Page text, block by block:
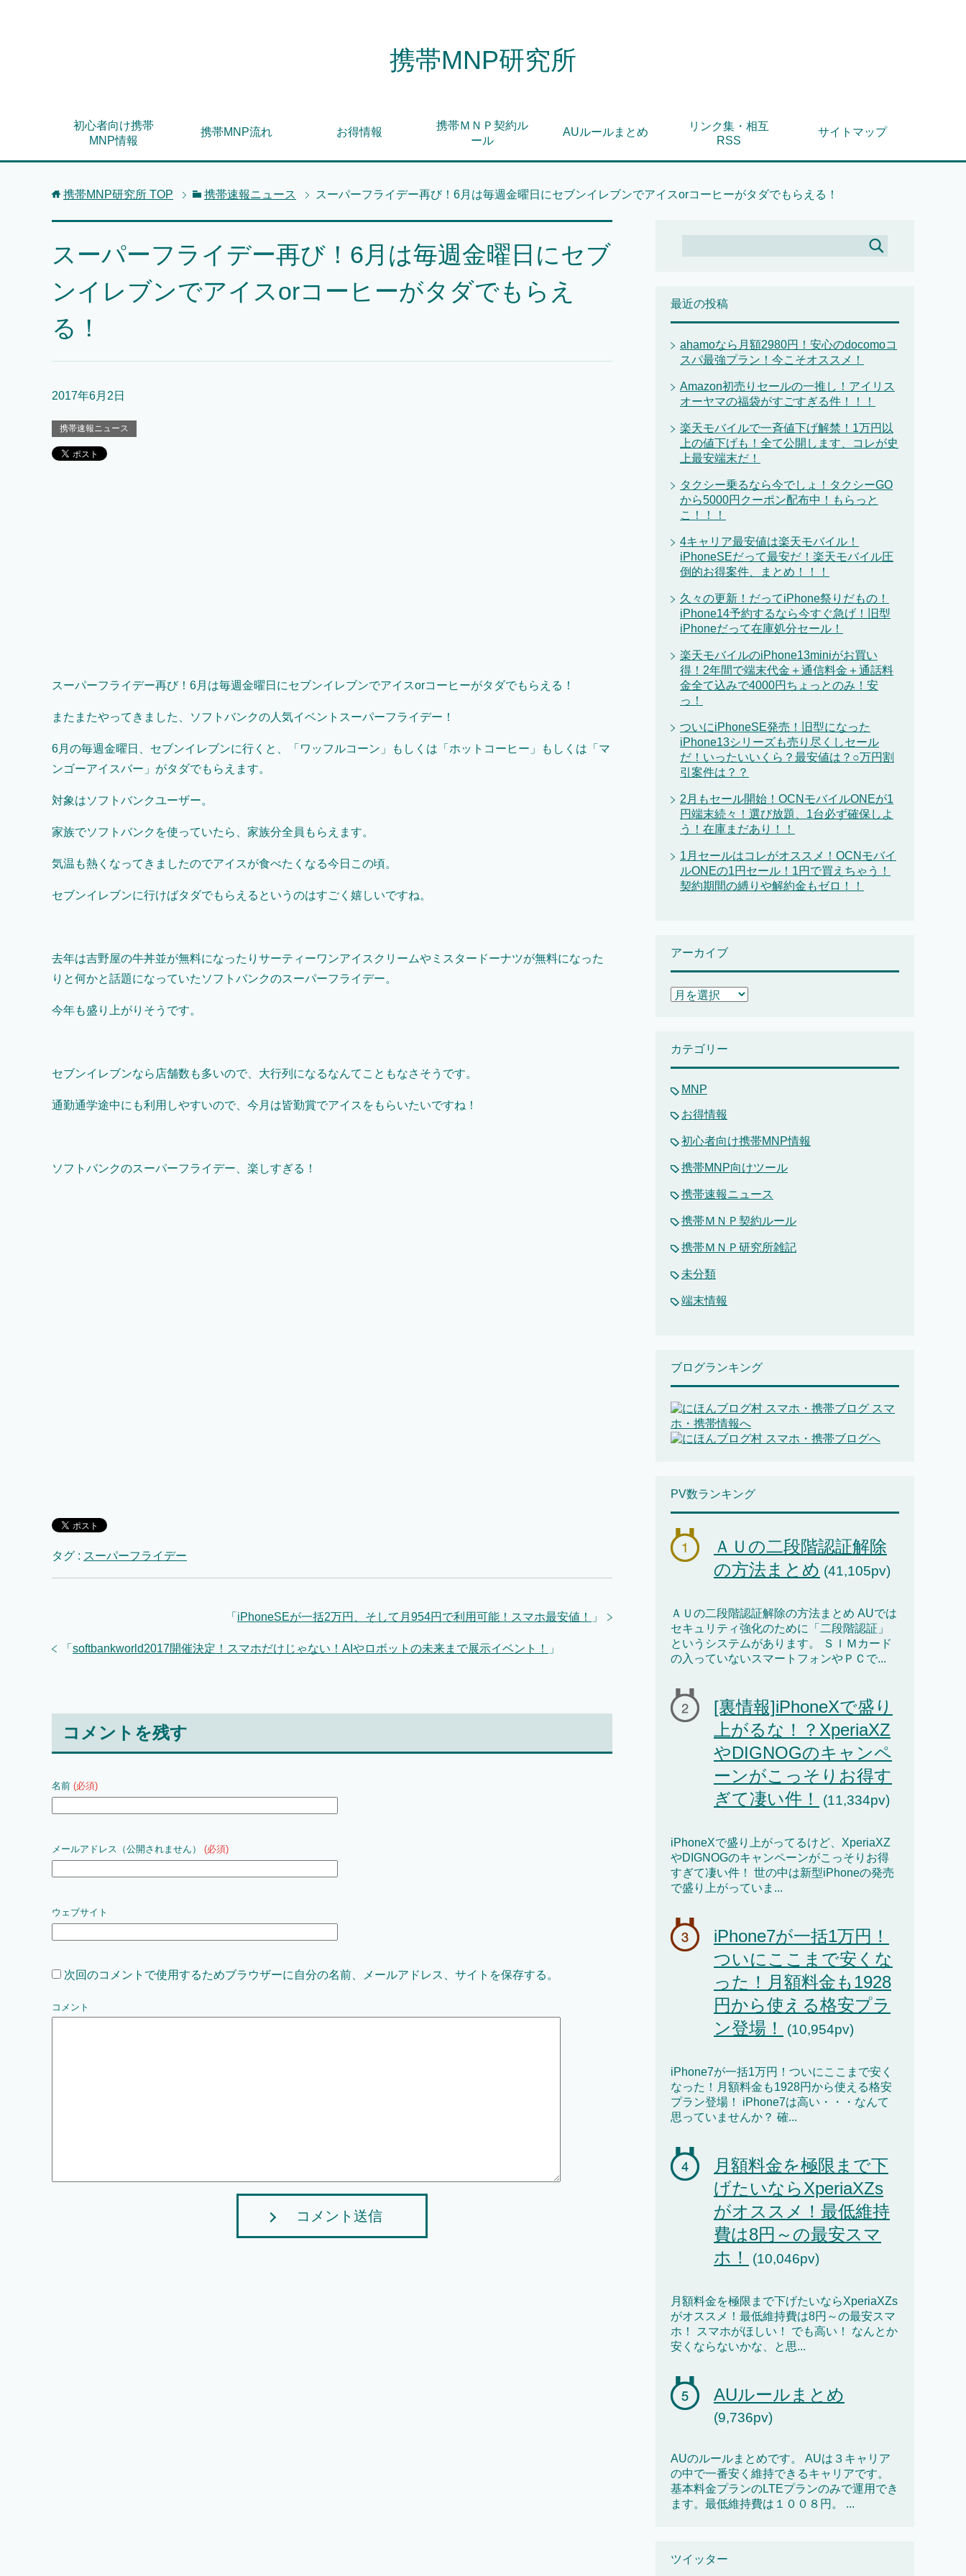
携帯MNP研究所
初心者向け携帯
MNP情報
携帯MNP流れ お得情報
携帯ＭＮＰ契約ル
ール
AUルールまとめ
リンク集・相互
RSS
サイトマップ
携帯MNP研究所 TOP 携帯速報ニュース スーパーフライデー再び！6月は毎週金曜日にセブンイレブンでアイスorコーヒーがタダでもらえる！
スーパーフライデー再び！6月は毎週金曜日にセブ
ンイレブンでアイスorコーヒーがタダでもらえ
る！
2017年6月2日
携帯速報ニュース
スーパーフライデー再び！6月は毎週金曜日にセブンイレブンでアイスorコーヒーがタダでもらえる！
またまたやってきました、ソフトバンクの人気イベントスーパーフライデー！
6月の毎週金曜日、セブンイレブンに行くと、「ワッフルコーン」もしくは「ホットコーヒー」もしくは「マ
ンゴーアイスバー」がタダでもらえます。
対象はソフトバンクユーザー。
家族でソフトバンクを使っていたら、家族分全員もらえます。
気温も熱くなってきましたのでアイスが食べたくなる今日この頃。
セブンイレブンに行けばタダでもらえるというのはすごく嬉しいですね。
去年は吉野屋の牛丼並が無料になったりサーティーワンアイスクリームやミスタードーナツが無料になった
りと何かと話題になっていたソフトバンクのスーパーフライデー。
今年も盛り上がりそうです。
セブンイレブンなら店舗数も多いので、大行列になるなんてこともなさそうです。
通勤通学途中にも利用しやすいので、今月は皆勤賞でアイスをもらいたいですね！
ソフトバンクのスーパーフライデー、楽しすぎる！
タグ : スーパーフライデー
「 iPhoneSEが一括2万円、そして月954円で利用可能！スマホ最安値！ 」
「 softbankworld2017開催決定！スマホだけじゃない！AIやロボットの未来まで展示イベント！ 」
コメントを残す
名前 (必須)
メールアドレス（公開されません） (必須)
ウェブサイト
次回のコメントで使用するためブラウザーに自分の名前、メールアドレス、サイトを保存する。
コメント
コメント送信
最近の投稿
ahamoなら月額2980円！安心のdocomoコ
スパ最強プラン！今こそオススメ！
Amazon初売りセールの一推し！アイリス
オーヤマの福袋がすごすぎる件！！！
楽天モバイルで一斉値下げ解禁！1万円以
上の値下げも！全て公開します、コレが史
上最安端末だ！
タクシー乗るなら今でしょ！タクシーGO
から5000円クーポン配布中！もらっと
こ！！！
4キャリア最安値は楽天モバイル！
iPhoneSEだって最安だ！楽天モバイル圧
倒的お得案件、まとめ！！！
久々の更新！だってiPhone祭りだもの！
iPhone14予約するなら今すぐ急げ！旧型
iPhoneだって在庫処分セール！
楽天モバイルのiPhone13miniがお買い
得！2年間で端末代金＋通信料金＋通話料
金全て込みで4000円ちょっとのみ！安
っ！
ついにiPhoneSE発売！旧型になった
iPhone13シリーズも売り尽くしセール
だ！いったいいくら？最安値は？○万円割
引案件は？？
2月もセール開始！OCNモバイルONEが1
円端末続々！選び放題、1台必ず確保しよ
う！在庫まだあり！！
1月セールはコレがオススメ！OCNモバイ
ルONEの1円セール！1円で買えちゃう！
契約期間の縛りや解約金もゼロ！！
アーカイブ
ア
ブ
カテゴリー
MNP
お得情報
初心者向け携帯MNP情報
携帯MNP向けツール
携帯速報ニュース
携帯ＭＮＰ契約ルール
携帯ＭＮＰ研究所雑記
未分類
端末情報
ブログランキング
PV数ランキング
ＡＵの二段階認証解除
の方法まとめ (41,105pv)
ＡＵの二段階認証解除の方法まとめ AUでは
セキュリティ強化のために「二段階認証」
というシステムがあります。 ＳＩＭカード
の入っていないスマートフォンやＰＣで...
[裏情報]iPhoneXで盛り
上がるな！？XperiaXZ
やDIGNOGのキャンペ
ーンがこっそりお得す
ぎて凄い件！
(11,334pv)
iPhoneXで盛り上がってるけど、XperiaXZ
やDIGNOGのキャンペーンがこっそりお得
すぎて凄い件！ 世の中は新型iPhoneの発売
で盛り上がっていま...
iPhone7が一括1万円！
ついにここまで安くな
った！月額料金も1928
円から使える格安プラ
ン登場！
(10,954pv)
iPhone7が一括1万円！ついにここまで安く
なった！月額料金も1928円から使える格安
プラン登場！ iPhone7は高い・・・なんて
思っていませんか？ 確...
月額料金を極限まで下
げたいならXperiaXZs
がオススメ！最低維持
費は8円～の最安スマ
ホ！
(10,046pv)
月額料金を極限まで下げたいならXperiaXZs
がオススメ！最低維持費は8円～の最安スマ
ホ！ スマホがほしい！ でも高い！ なんとか
安くならないかな、と思...
AUルールまとめ
(9,736pv)
AUのルールまとめです。 AUは３キャリア
の中で一番安く維持できるキャリアです。
基本料金プランのLTEプランのみで運用でき
ます。最低維持費は１００８円。 ...
ツイッター